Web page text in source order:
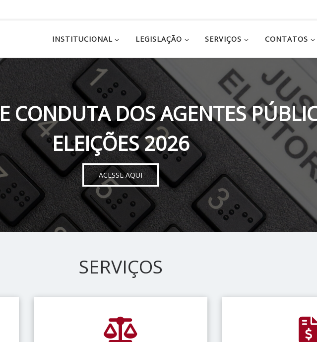
INSTITUCIONAL LEGISLAÇÃO SERVIÇOS CONTATOS
CONDUTA DOS AGENTES
ELEIÇÕES 2026
ACESSE AQUI
SERVIÇOS